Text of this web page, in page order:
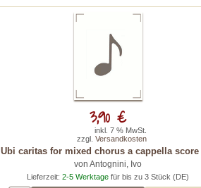
Ubi caritas for mixed chorus a cappella score
von Antognini, Ivo
Lieferzeit: 2-5 Werktage für bis zu 3 Stück (DE)
3,90 €
inkl. 7 % MwSt.
zzgl. Versandkosten